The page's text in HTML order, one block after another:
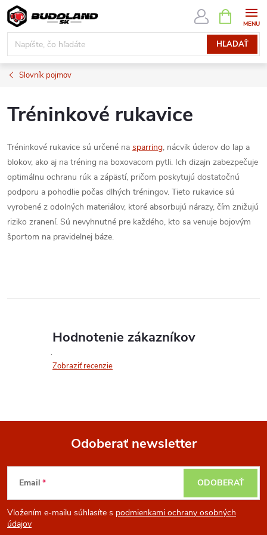
Prejsť
na
obsah
HĽADAŤ
KOŠÍK
Slovník pojmov
Tréninkové rukavice
Tréninkové rukavice sú určené na sparring, nácvik úderov do lap a
blokov, ako aj na tréning na boxovacom pytli. Ich dizajn zabezpečuje
optimálnu ochranu rúk a zápästí, pričom poskytujú dostatočnú
podporu a pohodlie počas dlhých tréningov. Tieto rukavice sú
vyrobené z odolných materiálov, ktoré absorbujú nárazy, čím znižujú
riziko zranení. Sú nevyhnutné pre každého, kto sa venuje bojovým
športom na pravidelnej báze.
Hodnotenie zákazníkov
Zobraziť recenzie
Z
á
Odoberať newsletter
Email
Vložením e-mailu súhlasíte s podmienkami ochrany osobných
údajov
ODOBERAŤ